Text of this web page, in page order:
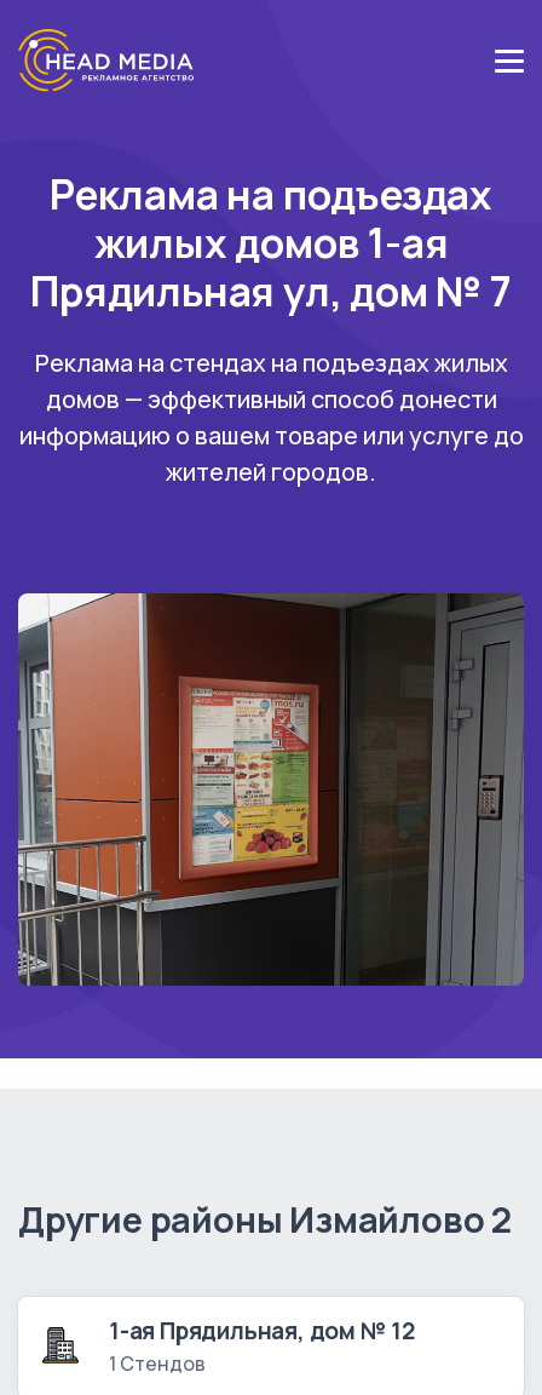
Реклама на подъездах
жилых домов 1-ая
Прядильная ул, дом № 7
Реклама на стендах на подъездах жилых
домов — эффективный способ донести
информацию о вашем товаре или услуге до
жителей городов.
Другие районы Измайлово 2
1-ая Прядильная, дом № 12
1 Стендов